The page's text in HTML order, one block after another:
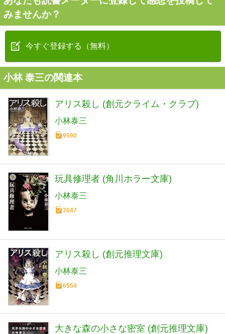
みませんか？
今すぐ登録する（無料）
小林 泰三の関連本
アリス殺し (創元クライム・クラブ)
小林泰三
9590
玩具修理者 (角川ホラー文庫)
小林泰三
7647
アリス殺し (創元推理文庫)
小林泰三
6554
大きな森の小さな密室 (創元推理文庫)